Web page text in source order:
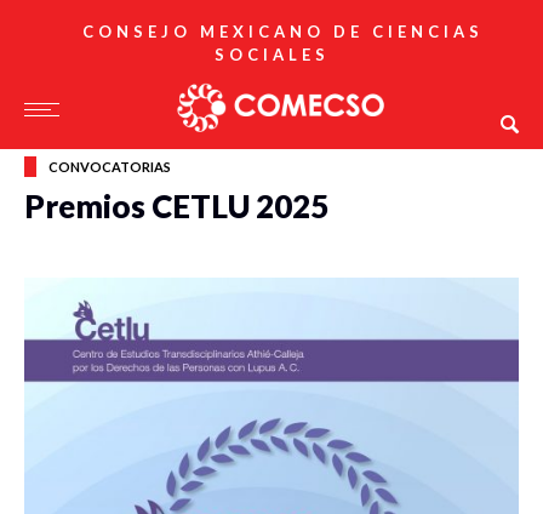
CONSEJO MEXICANO DE CIENCIAS
SOCIALES
CONVOCATORIAS
Premios CETLU 2025